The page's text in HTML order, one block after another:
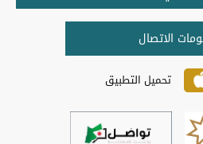
الاتصال
تحميل التطبيق